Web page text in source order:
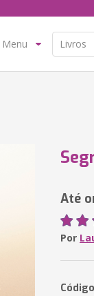
Menu
Até
Por